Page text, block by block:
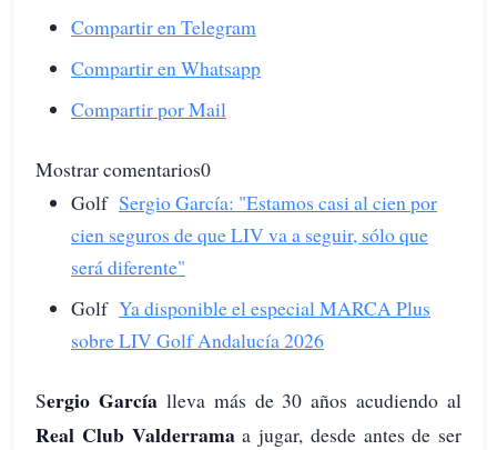
Compartir en Telegram
Compartir en Whatsapp
Compartir por Mail
Mostrar comentarios0
Golf Sergio García: "Estamos casi al cien por
cien seguros de que LIV va a seguir, sólo que
será diferente"
Golf Ya disponible el especial MARCA Plus
sobre LIV Golf Andalucía 2026
Sergio Garcíalleva más de 30 años acudiendo al
Real Club Valderramaa jugar, desde antes de ser